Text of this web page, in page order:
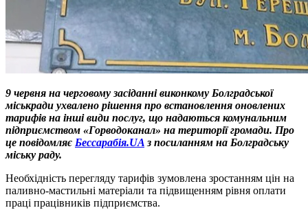
9 червня на черговому засіданні виконкому Болградської
міськради ухвалено рішення про встановлення оновлених
тарифів на інші види послуг, що надаються комунальним
підприємством «Горводоканал» на території громади. Про
це повідомляє Бессарабія.UA з посиланням на Болградську
міську раду.
Необхідність перегляду тарифів зумовлена зростанням цін на
паливно-мастильні матеріали та підвищенням рівня оплати
праці працівників підприємства.